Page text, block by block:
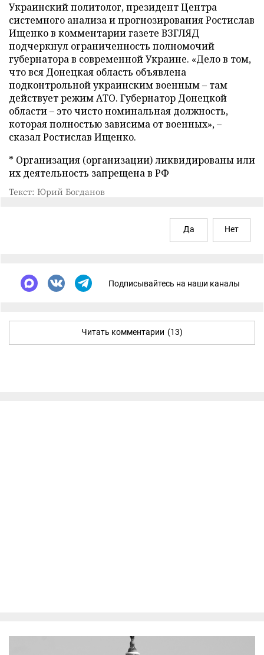
Украинский политолог, президент Центра
системного анализа и прогнозирования Ростислав
Ищенко в комментарии газете ВЗГЛЯД
подчеркнул ограниченность полномочий
губернатора в современной Украине. «Дело в том,
что вся Донецкая область объявлена
подконтрольной украинским военным – там
действует режим АТО. Губернатор Донецкой
области – это чисто номинальная должность,
которая полностью зависима от военных», –
сказал Ростислав Ищенко.
* Организация (организации) ликвидированы или
их деятельность запрещена в РФ
Текст: Юрий Богданов
Да Нет
Подписывайтесь на наши каналы
Читать комментарии (13)